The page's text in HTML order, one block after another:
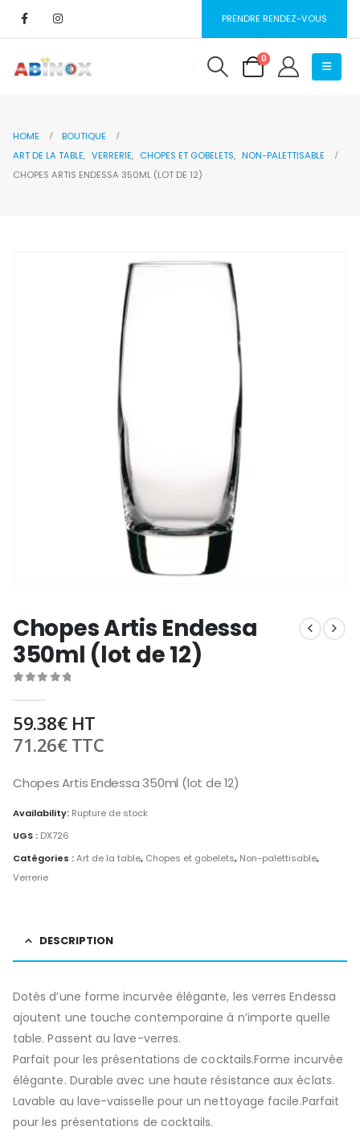
PRENDRE RENDEZ-VOUS
0
HOME
BOUTIQUE
ART DE LA TABLE, VERRERIE, CHOPES ET GOBELETS, NON-PALETTISABLE
CHOPES ARTIS ENDESSA 350ML (LOT DE 12)
Chopes Artis Endessa
350ml (lot de 12)
59.38€HT
71.26€TTC
Chopes Artis Endessa 350ml (lot de 12)
Availability: Rupture de stock
UGS : DX726
Catégories :Art de la table, Chopes et gobelets, Non-palettisable,
Verrerie
DESCRIPTION
Dotés d’une forme incurvée élégante, les verres Endessa
ajoutent une touche contemporaine à n’importe quelle
table. Passent au lave-verres.
Parfait pour les présentations de cocktails.Forme incurvée
élégante. Durable avec une haute résistance aux éclats.
Lavable au lave-vaisselle pour un nettoyage facile.Parfait
pour les présentations de cocktails.